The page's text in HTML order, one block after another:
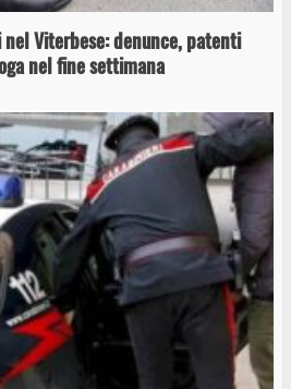
Viterbese: denunce, patenti
nel fine settimana